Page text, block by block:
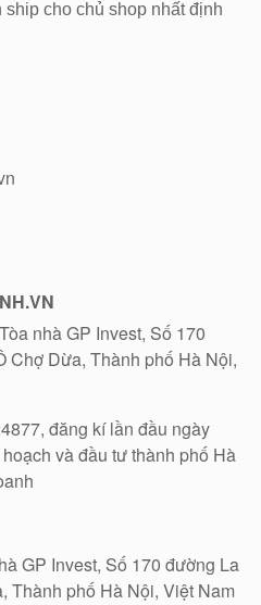
cho chủ shop nhất định
nhà GP Invest, Số 170
Chợ Dừa, Thành phố Hà Nội,
đăng kí lần đầu ngày
và đầu tư thành phố Hà
GP Invest, Số 170 đường La
Thành phố Hà Nội, Việt Nam